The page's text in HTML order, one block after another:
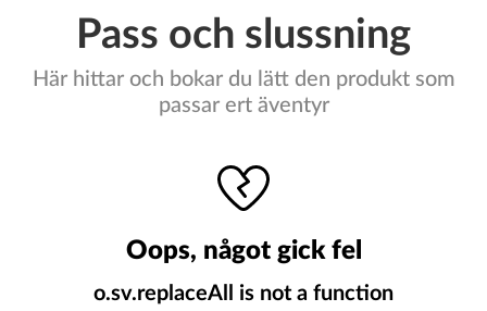
Pass och slussning
Här hittar och bokar du lätt den produkt som
passar ert äventyr
Oops, något gick fel
o.sv.replaceAll is not a function